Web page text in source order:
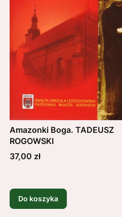
Amazonki Boga. TADEUSZ
ROGOWSKI
Cena
37,00 zł
Do koszyka